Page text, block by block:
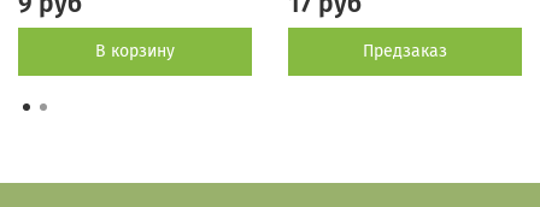
В корзину Предзаказ